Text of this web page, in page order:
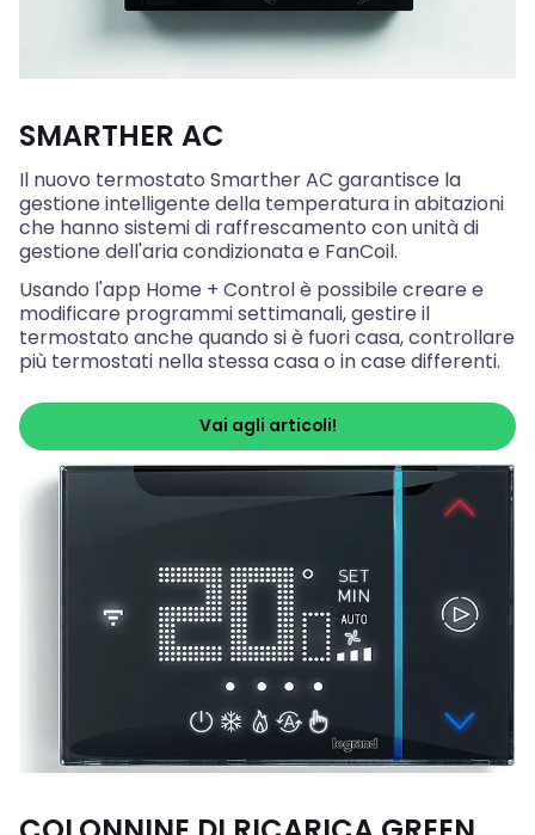
SMARTHER AC
Il nuovo termostato Smarther AC garantisce la
gestione intelligente della temperatura in abitazioni
che hanno sistemi di raffrescamento con unità di
gestione dell'aria condizionata e FanCoil.
Usando l'app Home + Control è possibile creare e
modificare programmi settimanali, gestire il
termostato anche quando si è fuori casa, controllare
più termostati nella stessa casa o in case differenti.
Vai agli articoli!